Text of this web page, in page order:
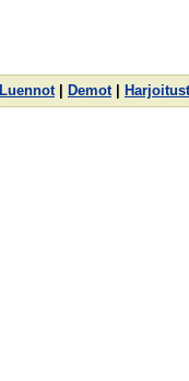
Luennot| Demot|